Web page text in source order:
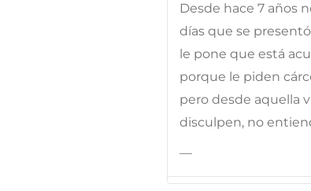
Desde hace 7 años
días que se
le pone que está
porque le piden
pero desde aquella
disculpen, no
—